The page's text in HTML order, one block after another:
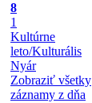
8
1
Kultúrne
leto/Kulturális
Nyár
Zobraziť všetky
záznamy z dňa